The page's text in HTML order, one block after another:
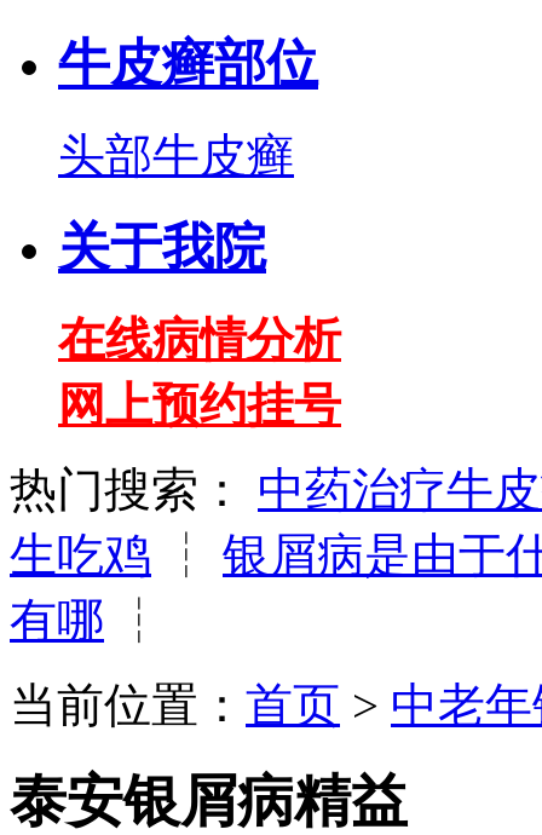
牛皮癣部位
头部牛皮癣
关于我院
在线病情分析
网上预约挂号
热门搜索：
中药治疗牛
生吃鸡 ┆ 银屑病是由于
有哪 ┆
当前位置： 首页 > 中老
泰安银屑病精益